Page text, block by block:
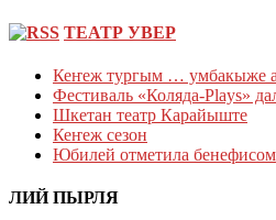
ТЕАТР УВЕР
Кеҥеж тургым … умбакыже
Фестиваль «Коляда-Plays»
Шкетан театр Карайыште
Кеҥеж сезон
Юбилей отметила бенефисом
ЛИЙ ПЫРЛЯ